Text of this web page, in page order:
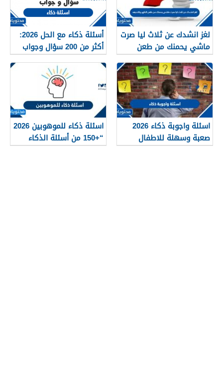
لغز انشدك عن ثلاث ليا صرت
ماشي يحمنك من طعن
الظهر والخديعه
أسئلة ذكاء مع الحل 2026:
أكثر من 200 سؤال وجواب
للأذكياء
اسئلة واجوبة ذكاء 2026
صعبة وسهلة للاطفال
والكبار
اسئلة ذكاء للموهوبين 2026
“+150 من أسئلة الذكاء
للعباقرة”